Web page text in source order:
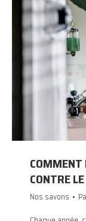
COMMENT
CONTRE
Nos savons